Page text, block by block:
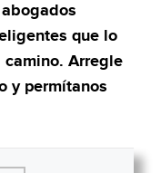
que lo
camino. Arregle
y permítanos